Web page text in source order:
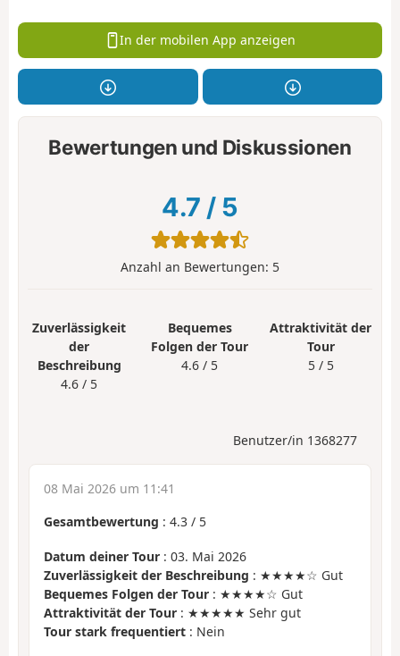
In der mobilen App anzeigen
Bewertungen und Diskussionen
4.7 / 5
Anzahl an Bewertungen: 5
Zuverlässigkeit
der
Beschreibung
4.6 / 5
Bequemes
Folgen der Tour
4.6 / 5
Attraktivität der
Tour
5 / 5
Benutzer/in 1368277
08 Mai 2026 um 11:41
Gesamtbewertung : 4.3 / 5
Datum deiner Tour : 03. Mai 2026
Zuverlässigkeit der Beschreibung : ★★★★☆ Gut
Bequemes Folgen der Tour : ★★★★☆ Gut
Attraktivität der Tour : ★★★★★ Sehr gut
Tour stark frequentiert : Nein